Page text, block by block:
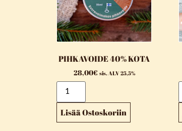
PIHKAVOIDE 40% KOTA
28,00€ sis. ALV 25,5%
Lisää Ostoskoriin